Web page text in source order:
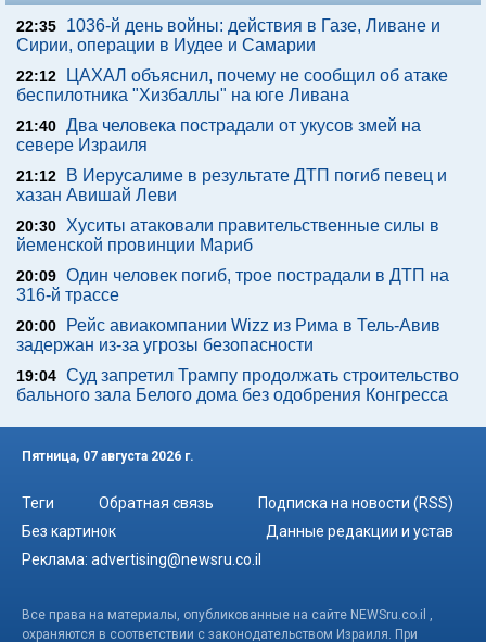
22:35
1036-й день войны: действия в Газе, Ливане и
Сирии, операции в Иудее и Самарии
22:12
ЦАХАЛ объяснил, почему не сообщил об атаке
беспилотника "Хизбаллы" на юге Ливана
21:40 Два человека пострадали от укусов змей на
севере Израиля
21:12
В Иерусалиме в результате ДТП погиб певец и
хазан Авишай Леви
20:30
Хуситы атаковали правительственные силы в
йеменской провинции Мариб
20:09 Один человек погиб, трое пострадали в ДТП на
316-й трассе
20:00
Рейс авиакомпании Wizz из Рима в Тель-Авив
задержан из-за угрозы безопасности
19:04 Суд запретил Трампу продолжать строительство
бального зала Белого дома без одобрения Конгресса
Пятница, 07 августа 2026 г.
Теги Обратная связь
Подписка на новости (RSS)
Без картинок
Данные редакции и устав
Реклама: advertising@newsru.co.il
Все права на материалы, опубликованные на сайте NEWSru.co.il ,
охраняются в соответствии с законодательством Израиля. При